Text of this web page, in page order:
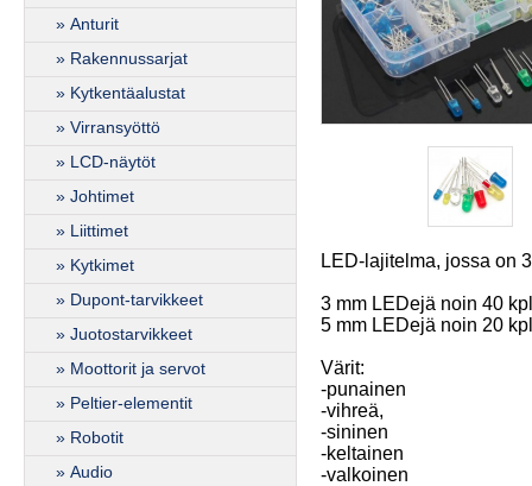
» Anturit
» Rakennussarjat
» Kytkentäalustat
» Virransyöttö
» LCD-näytöt
» Johtimet
» Liittimet
» Kytkimet
» Dupont-tarvikkeet
» Juotostarvikkeet
» Moottorit ja servot
» Peltier-elementit
» Robotit
» Audio
LED-lajitelma, jossa on
3 mm LEDejä noin 40
5 mm LEDejä noin 20
Värit:
-punainen
-vihreä,
-sininen
-keltainen
-valkoinen